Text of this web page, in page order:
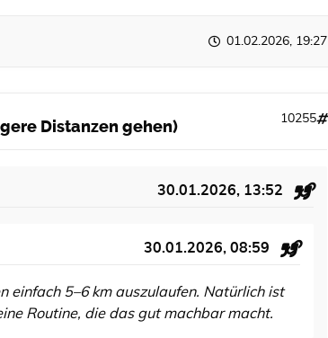
01.02.2026, 19:27
Distanzen gehen) 10255
30.01.2026, 13:52
30.01.2026, 08:59
einfach 5–6 km auszulaufen. Natürlich ist
Routine, die das gut machbar macht.